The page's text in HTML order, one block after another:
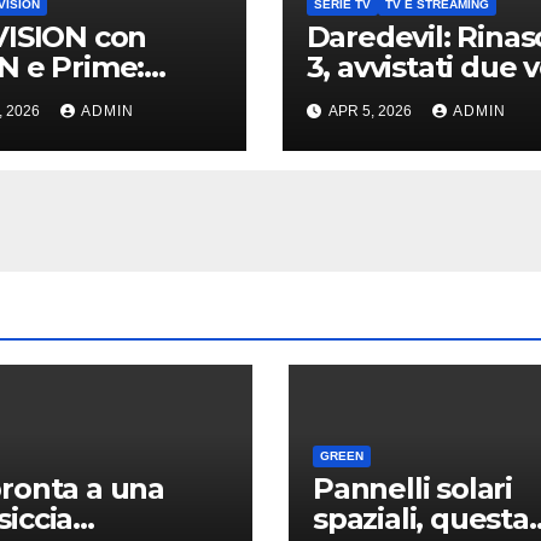
con
e Prime:
promo per
TIM
2026 ADMIN
SERIE TV
TV E STREAMING
Daredevil:
3, avvistati due
noti sul set di
York
APR 5, 2026 ADMIN
a una
GREEN
Pannelli solari
spaziali, questa